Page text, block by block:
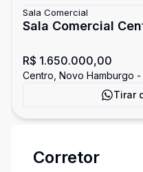
Sala Comercial
Sala Comercial
R$ 1.650.000,00
Centro, Novo Hamburgo -
Tirar
Corretor